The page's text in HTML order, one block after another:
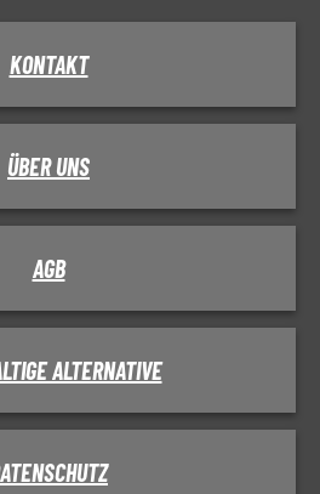
KONTAKT
ÜBER UNS
AGB
ALTERNATIVE